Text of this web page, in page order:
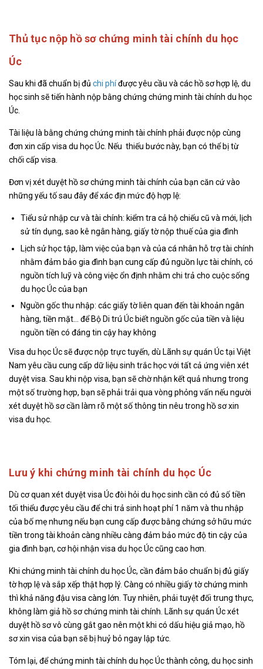
Thủ tục nộp hồ sơ chứng minh tài chính du học
Úc
Sau khi đã chuẩn bị đủ chi phíđược yêu cầu và các hồ sơ hợp lệ, du
học sinh sẽ tiến hành nộp bằng chứng chứng minh tài chính du học
Úc.
Tài liệu là bằng chứng chứng minh tài chính phải được nộp cùng
đơn xin cấp visa du học Úc. Nếu thiếu bước này, bạn có thể bị từ
chối cấp visa.
Đơn vị xét duyệt hồ sơ chứng minh tài chính của bạn căn cứ vào
những yếu tố sau đây để xác địn mức độ hợp lệ:
Tiểu sử nhập cư và tài chính: kiểm tra cả hộ chiếu cũ và mới, lịch
sử tín dụng, sao kê ngân hàng, giấy tờ nộp thuế của gia đình
Lịch sử học tập, làm việc của bạn và của cá nhân hỗ trợ tài chính
nhằm đảm bảo gia đình bạn cung cấp đủ nguồn lực tài chính, có
nguồn tích luỹ và công việc ổn định nhằm chi trả cho cuộc sống
du học Úc của bạn
Nguồn gốc thu nhập: các giấy tờ liên quan đến tài khoản ngân
hàng, tiền mặt… để Bộ Di trú Úc biết nguồn gốc của tiền và liệu
nguồn tiền có đáng tin cậy hay không
Visa du học Úc sẽ được nộp trực tuyến, dù Lãnh sự quán Úc tại Việt
Nam yêu cầu cung cấp dữ liệu sinh trắc học với tất cả ứng viên xét
duyệt visa. Sau khi nộp visa, bạn sẽ chờ nhận kết quả nhưng trong
một số trường hợp, bạn sẽ phải trải qua vòng phỏng vấn nếu người
xét duyệt hồ sơ cần làm rõ một số thông tin nêu trong hồ sơ xin
visa du học.
Lưu ý khi chứng minh tài chính du học Úc
Dù cơ quan xét duyệt visa Úc đòi hỏi du học sinh cần có đủ số tiền
tối thiểu được yêu cầu để chi trả sinh hoạt phí 1 năm và thu nhập
của bố mẹ nhưng nếu bạn cung cấp được bằng chứng sở hữu mức
tiền trong tài khoản càng nhiều càng đảm bảo mức độ tin cậy của
gia đình bạn, cơ hội nhận visa du học Úc cũng cao hơn.
Khi chứng minh tài chính du học Úc, cần đảm bảo chuẩn bị đủ giấy
tờ hợp lệ và sắp xếp thật hợp lý. Càng có nhiều giấy tờ chứng minh
thì khả năng đậu visa càng lớn. Tuy nhiên, phải tuyệt đối trung thực,
không làm giả hồ sơ chứng minh tài chính. Lãnh sự quán Úc xét
duyệt hồ sơ vô cùng gắt gao nên một khi có dấu hiệu giả mạo, hồ
sơ xin visa của bạn sẽ bị huỷ bỏ ngay lập tức.
Tóm lại, để chứng minh tài chính du học Úc thành công, du học sinh